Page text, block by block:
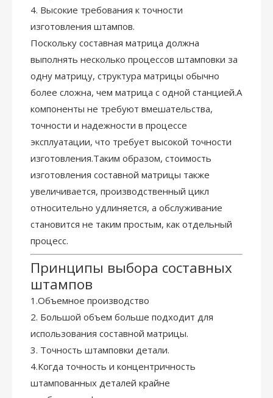
4. Высокие требования к точности
изготовления штампов.
Поскольку составная матрица должна
выполнять несколько процессов штамповки за
одну матрицу, структура матрицы обычно
более сложна, чем матрица с одной станцией.А
компоненты не требуют вмешательства,
точности и надежности в процессе
эксплуатации, что требует высокой точности
изготовления.Таким образом, стоимость
изготовления составной матрицы также
увеличивается, производственный цикл
относительно удлиняется, а обслуживание
становится не таким простым, как отдельный
процесс.
Принципы выбора составных
штампов
1.Объемное производство
2. Большой объем больше подходит для
использования составной матрицы.
3. Точность штамповки детали.
4.Когда точность и концентричность
штампованных деталей крайне